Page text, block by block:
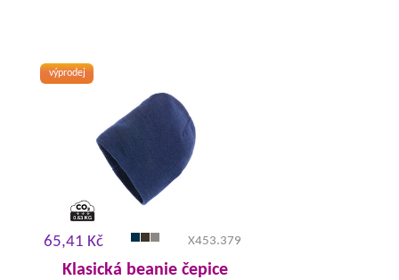
výprodej
65,41 Kč X453.379
Klasická beanie čepice